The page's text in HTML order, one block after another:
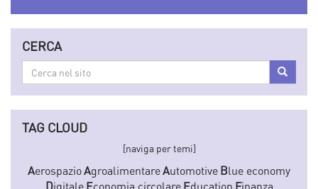
CERCA
nel
sito
Cerca
TAG CLOUD
[naviga per temi]
AerospazioAgroalimentareAutomotive Blue economy